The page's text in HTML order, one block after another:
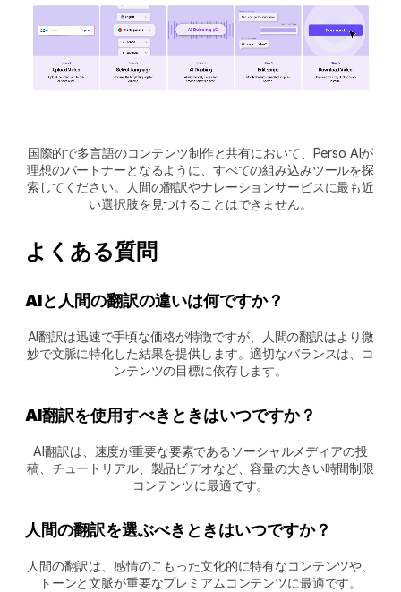
国際的で多言語のコンテンツ制作と共有において、Perso AIが
理想のパートナーとなるように、すべての組み込みツールを探
索してください。人間の翻訳やナレーションサービスに最も近
い選択肢を見つけることはできません。
よくある質問
AIと人間の翻訳の違いは何ですか？
AI翻訳は迅速で手頃な価格が特徴ですが、人間の翻訳はより微
妙で文脈に特化した結果を提供します。適切なバランスは、コ
ンテンツの目標に依存します。
AI翻訳を使用すべきときはいつですか？
AI翻訳は、速度が重要な要素であるソーシャルメディアの投
稿、チュートリアル、製品ビデオなど、容量の大きい時間制限
コンテンツに最適です。
人間の翻訳を選ぶべきときはいつですか？
人間の翻訳は、感情のこもった文化的に特有なコンテンツや、
トーンと文脈が重要なプレミアムコンテンツに最適です。